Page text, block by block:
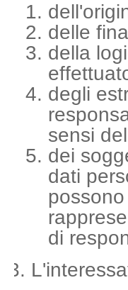
delle
della
degli
sensi
dei
dati
di